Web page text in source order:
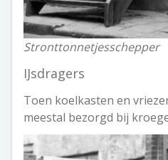
Stronttonnetjesschepper
IJsdragers
Toen koelkasten en
meestal bezorgd bij